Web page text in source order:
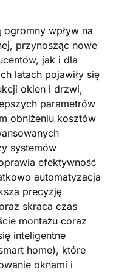
wpływ na
przynosząc nowe
jak i dla
latach pojawiły się
okien i drzwi,
parametrów
obniżeniu kosztów
systemów
efektywność
automatyzacja
precyzję
skraca czas
montażu coraz
inteligentne
home), które
oknami i